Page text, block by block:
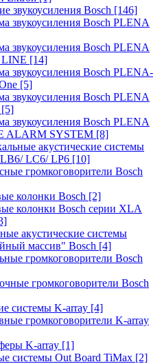
звукоусиления Bosch [146]
звукоусиления Bosch PLENA
звукоусиления Bosch PLENA
[14]
звукоусиления Bosch PLENA-
[5]
звукоусиления Bosch PLENA
[5]
звукоусиления Bosch PLENA
ALARM SYSTEM [8]
акустические системы
LC6/ LP6 [10]
громкоговорители Bosch
колонки Bosch [2]
колонки Bosch серии XLA
акустические системы
массив" Bosch [4]
громкоговорители Bosch
громкоговорители Bosch
системы K-array [4]
громкоговорители K-array
K-array [1]
системы Out Board TiMax [2]